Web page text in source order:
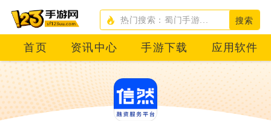
搜索
首页 资讯中心 手游下载 应用软件